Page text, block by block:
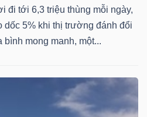
đi tới 6,3 triệu thùng mỗi ngày,
dốc 5% khi thị trường đánh đổi
mong manh, một...